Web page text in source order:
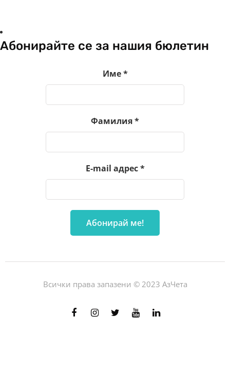
Абонирайте се за нашия бюлетин
Име*
Фамилия*
E-mail адрес*
Всички права запазени © 2023 АзЧета